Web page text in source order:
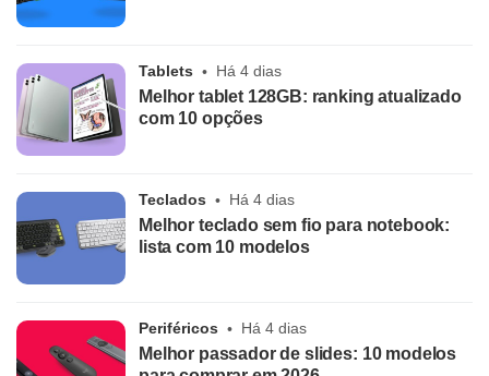
Tablets Há 4 dias
Melhor tablet 128GB: ranking atualizado
com 10 opções
Teclados Há 4 dias
Melhor teclado sem fio para notebook:
lista com 10 modelos
Periféricos Há 4 dias
Melhor passador de slides: 10 modelos